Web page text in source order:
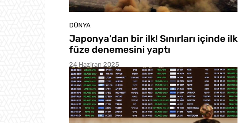
DÜNYA
Japonya’dan bir ilk! Sınırları içinde ilk
füze denemesini yaptı
24 Haziran 2025